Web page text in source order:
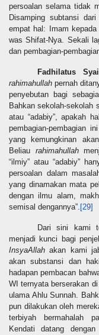
persoalan selama tidak
Disamping subtansi
empat hal: Imam kepada
was Shifat-Nya. Sekali
dan pembagian-
Fadhilatus
rahimahullah pernah
penyebutan bagi
Bahkan sekolah-sekolah
atau “adabiy”, apakah
pembagian-pembagian
yang kemungkinan
Beliau rahimahullah
“ilmiy” atau “adabiy”
persoalan dalam
yang dinamakan mata
dengan ilmu alam,
semisal dengannya”. [29]
Dari sini kami
menjadi kunci bagi
InsyaAllah akan kami
akan substansi dan
hadapan pembacan
WI ternyata berserakan
ulama Ahlu Sunnah.
pun dilakukan oleh
terbiyah bermahalah
Kendati datang